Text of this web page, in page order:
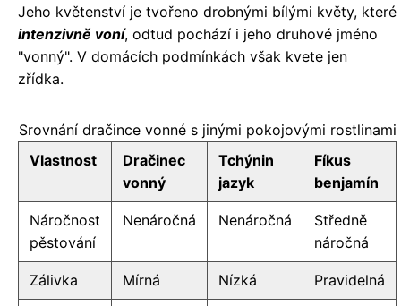
Jeho květenství je tvořeno drobnými bílými květy, které
intenzivně voní, odtud pochází i jeho druhové jméno
"vonný". V domácích podmínkách však kvete jen
zřídka.
Srovnání dračince vonné s jinými pokojovými rostlinami
Vlastnost
Dračinec
vonný
Tchýnin
jazyk
Fíkus
benjamín
Náročnost
pěstování
Nenáročná Nenáročná
Středně
náročná
Zálivka Mírná Nízká Pravidelná